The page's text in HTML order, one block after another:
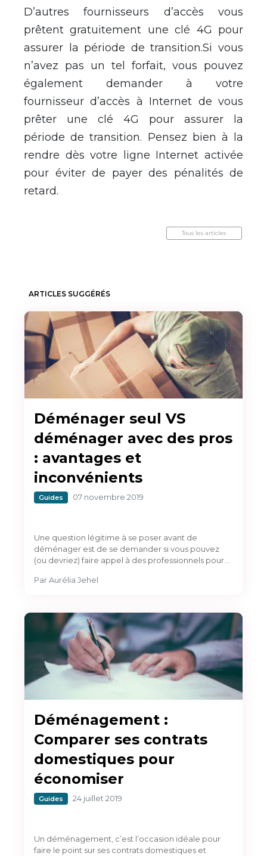
D’autres fournisseurs d’accès vous
prêtent gratuitement une clé 4G pour
assurer la période de transition.Si vous
n’avez pas un tel forfait, vous pouvez
également demander à votre
fournisseur d’accès à Internet de vous
prêter une clé 4G pour assurer la
période de transition. Pensez bien à la
rendre dès votre ligne Internet activée
pour éviter de payer des pénalités de
retard.
Tous les articles
ARTICLES SUGGÉRÉS
Déménager seul VS
déménager avec des pros
: avantages et
inconvénients
Guides 07 novembre 2019
Une question légitime à se poser avant de
déménager est de se demander si vous pouvez
(ou devriez) faire appel à des professionnels pour…
Par Aurélia Jehel
Déménagement :
Comparer ses contrats
domestiques pour
économiser
Guides 24 juillet 2019
Un déménagement, c’est l’occasion idéale pour
faire le point sur ses contrats domestiques et